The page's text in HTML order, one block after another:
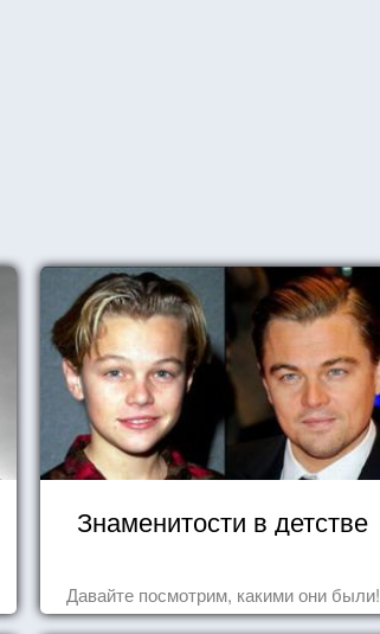
Знаменитости в детстве
Давайте посмотрим, какими они были!